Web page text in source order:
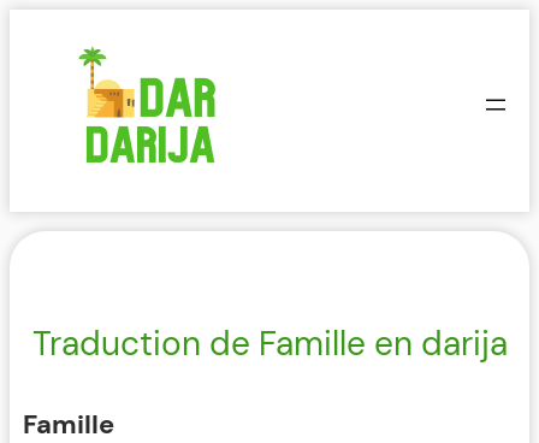
Traduction de Famille en darija
Famille